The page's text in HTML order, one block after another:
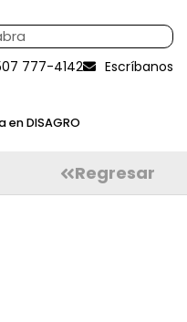
777-4142 Escríbanos
en DISAGRO
Regresar